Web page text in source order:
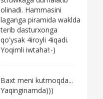
olinadi. Hammasini
laganga piramida waklda
terib dasturxonga
qo'ysak 4iroyli 4iqadi.
Yoqimli iwtaha!:-)
Baxt meni kutmoqda...
Yaqinginamda)))